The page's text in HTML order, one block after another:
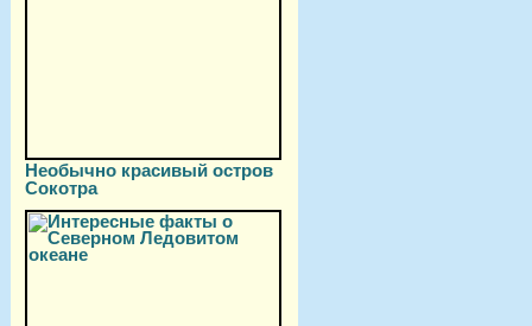
Необычно красивый остров
Сокотра